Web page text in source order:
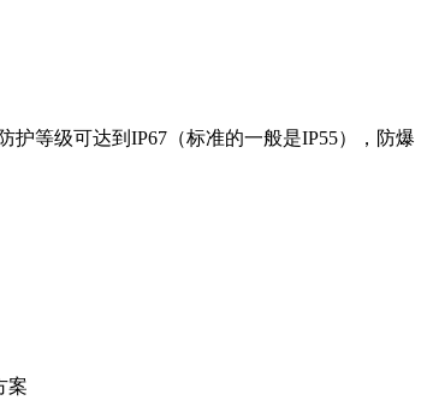
等级可达到IP67（标准的一般是IP55），防爆
案